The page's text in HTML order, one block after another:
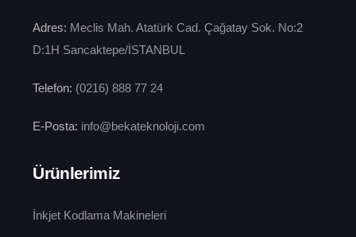
Adres: Meclis Mah. Atatürk Cad. Çağatay Sok. No:2
D:1H Sancaktepe/İSTANBUL
Telefon: (0216) 888 77 24
E-Posta: info@bekateknoloji.com
Ürünlerimiz
İnkjet Kodlama Makineleri